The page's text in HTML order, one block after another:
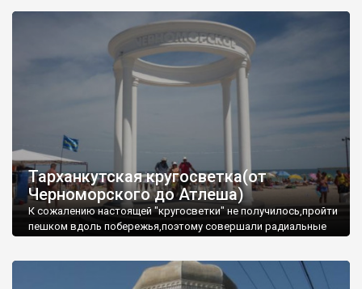
Тарханкутская кругосветка(от
Черноморского до Атлеша)
К сожалению настоящей "кругосветки" не получилось,пройти
пешком вдоль побережья,поэтому совершали радиальные